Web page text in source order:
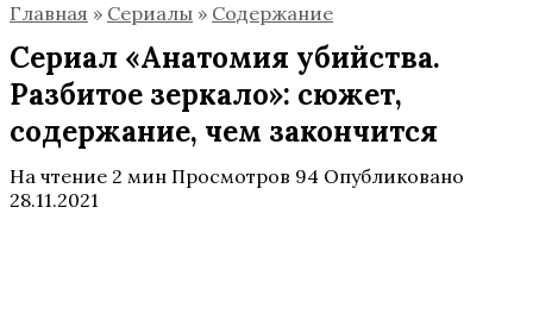
Главная » Сериалы » Содержание
Сериал «Анатомия убийства.
Разбитое зеркало»: сюжет,
содержание, чем закончится
На чтение 2 мин Просмотров 94 Опубликовано
28.11.2021